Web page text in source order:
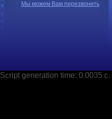
Мы можем Вам перезвонить
Script generation time: 0.0035 с.